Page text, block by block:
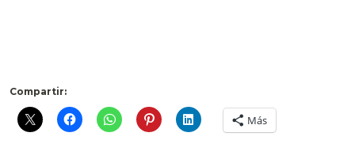
Compartir:
Más